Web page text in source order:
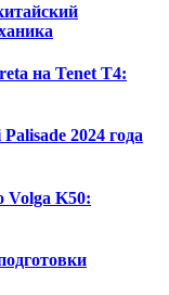
на Tenet T4:
2024 года
Volga K50: